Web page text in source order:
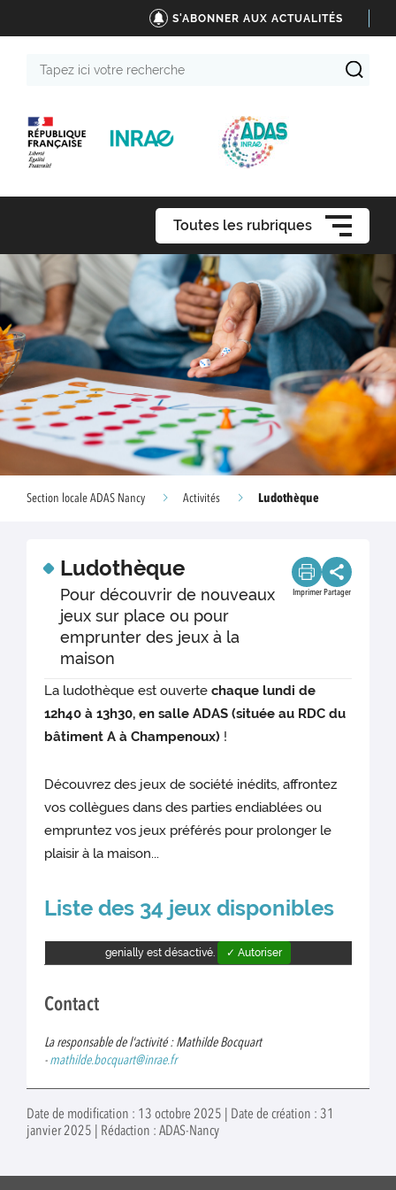
S'ABONNER AUX ACTUALITÉS
Toutes les rubriques
Section locale ADAS Nancy Activités Ludothèque
Ludothèque
Pour découvrir de nouveaux
jeux sur place ou pour
emprunter des jeux à la
maison
Imprimer Partager
La ludothèque est ouvertechaque lundi de
12h40 à 13h30, en salle ADAS (située au RDC du
bâtiment A à Champenoux) !
Découvrez des jeux de société inédits, affrontez
vos collègues dans des parties endiablées ou
empruntez vos jeux préférés pour prolonger le
plaisir à la maison...
Liste des 34 jeux disponibles
genially est désactivé. ✓ Autoriser
Contact
La responsable de l'activité : Mathilde Bocquart
- mathilde.bocquart@inrae.fr
Date de modification : 13 octobre 2025 | Date de création : 31
janvier 2025 | Rédaction : ADAS-Nancy